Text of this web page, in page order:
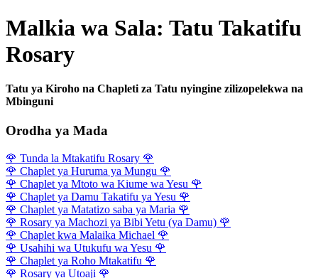
Malkia wa Sala: Tatu Takatifu
Rosary
Tatu ya Kiroho na Chapleti za Tatu nyingine zilizopelekwa na
Mbinguni
Orodha ya Mada
🌹 Tunda la Mtakatifu Rosary 🌹
🌹 Chaplet ya Huruma ya Mungu 🌹
🌹 Chaplet ya Mtoto wa Kiume wa Yesu 🌹
🌹 Chaplet ya Damu Takatifu ya Yesu 🌹
🌹 Chaplet ya Matatizo saba ya Maria 🌹
🌹 Rosary ya Machozi ya Bibi Yetu (ya Damu) 🌹
🌹 Chaplet kwa Malaika Michael 🌹
🌹 Usahihi wa Utukufu wa Yesu 🌹
🌹 Chaplet ya Roho Mtakatifu 🌹
🌹 Rosary ya Utoaji 🌹